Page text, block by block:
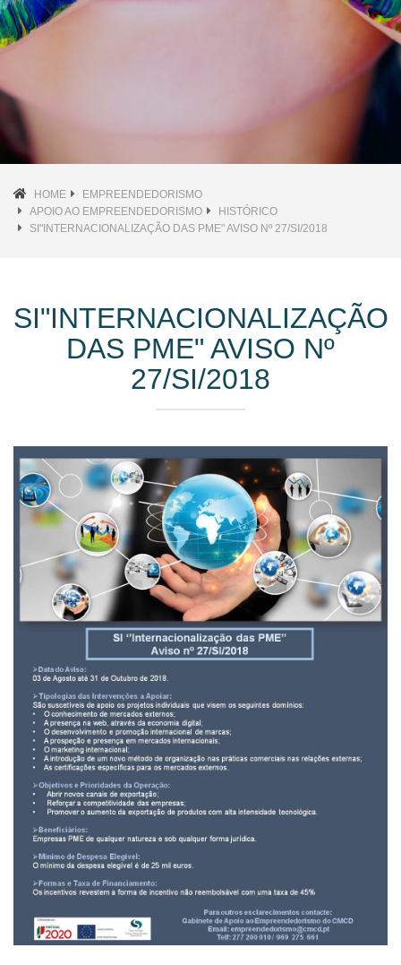
HOME
EMPREENDEDORISMO
APOIO AO EMPREENDEDORISMO
HISTÓRICO
SI"INTERNACIONALIZAÇÃO DAS PME" AVISO Nº 27/SI/2018
SI"INTERNACIONALIZAÇÃO
DAS PME" AVISO Nº
27/SI/2018